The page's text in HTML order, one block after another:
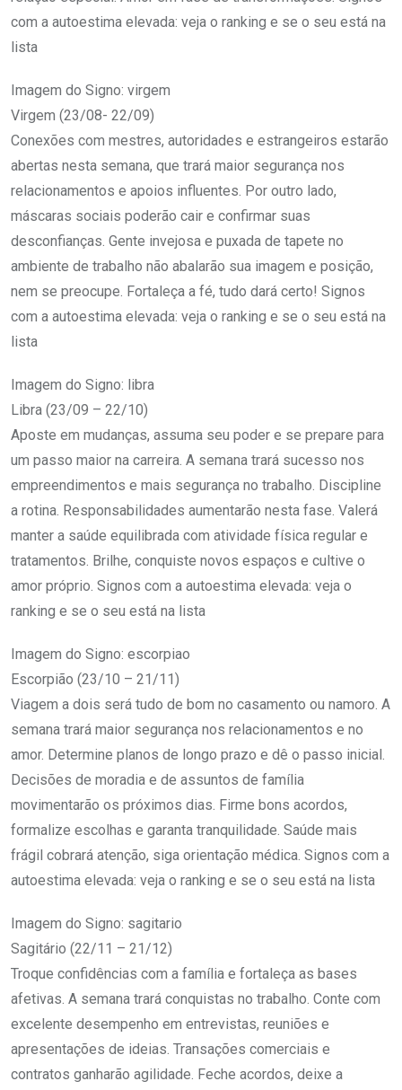
com a autoestima elevada: veja o ranking e se o seu está na
lista
Imagem do Signo: virgem
Virgem (23/08- 22/09)
Conexões com mestres, autoridades e estrangeiros estarão
abertas nesta semana, que trará maior segurança nos
relacionamentos e apoios influentes. Por outro lado,
máscaras sociais poderão cair e confirmar suas
desconfianças. Gente invejosa e puxada de tapete no
ambiente de trabalho não abalarão sua imagem e posição,
nem se preocupe. Fortaleça a fé, tudo dará certo! Signos
com a autoestima elevada: veja o ranking e se o seu está na
lista
Imagem do Signo: libra
Libra (23/09 – 22/10)
Aposte em mudanças, assuma seu poder e se prepare para
um passo maior na carreira. A semana trará sucesso nos
empreendimentos e mais segurança no trabalho. Discipline
a rotina. Responsabilidades aumentarão nesta fase. Valerá
manter a saúde equilibrada com atividade física regular e
tratamentos. Brilhe, conquiste novos espaços e cultive o
amor próprio. Signos com a autoestima elevada: veja o
ranking e se o seu está na lista
Imagem do Signo: escorpiao
Escorpião (23/10 – 21/11)
Viagem a dois será tudo de bom no casamento ou namoro. A
semana trará maior segurança nos relacionamentos e no
amor. Determine planos de longo prazo e dê o passo inicial.
Decisões de moradia e de assuntos de família
movimentarão os próximos dias. Firme bons acordos,
formalize escolhas e garanta tranquilidade. Saúde mais
frágil cobrará atenção, siga orientação médica. Signos com a
autoestima elevada: veja o ranking e se o seu está na lista
Imagem do Signo: sagitario
Sagitário (22/11 – 21/12)
Troque confidências com a família e fortaleça as bases
afetivas. A semana trará conquistas no trabalho. Conte com
excelente desempenho em entrevistas, reuniões e
apresentações de ideias. Transações comerciais e
contratos ganharão agilidade. Feche acordos, deixe a